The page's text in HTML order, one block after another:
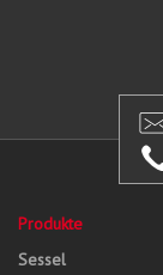
Produkte
Sessel